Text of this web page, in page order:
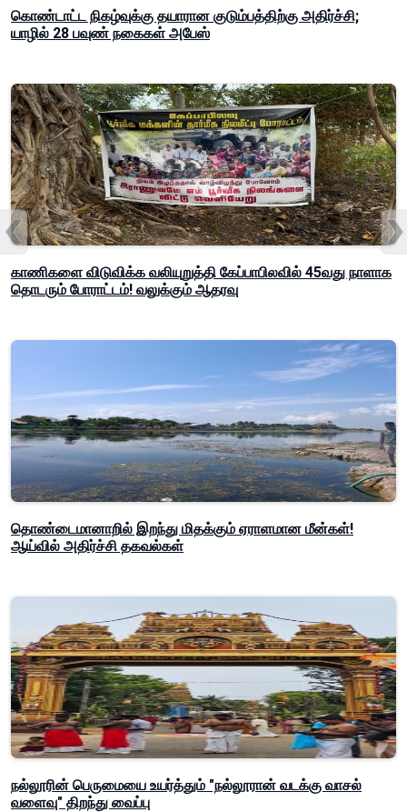
கொண்டாட்ட நிகழ்வுக்கு தயாரான குடும்பத்திற்கு அதிர்ச்சி;
யாழில் 28 பவுண் நகைகள் அபேஸ்
காணிகளை விடுவிக்க வலியுறுத்தி கேப்பாபிலவில் 45வது நாளாக
தொடரும் போராட்டம்! வலுக்கும் ஆதரவு
தொண்டைமானாறில் இறந்து மிதக்கும் ஏராளமான மீன்கள்!
ஆய்வில் அதிர்ச்சி தகவல்கள்
நல்லூரின் பெருமையை உயர்த்தும் "நல்லூரான் வடக்கு வாசல்
வளைவு" திறந்து வைப்பு